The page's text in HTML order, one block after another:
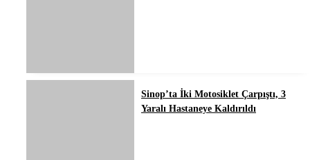
Sinop’ta İki Motosiklet Çarpıştı, 3
Yaralı Hastaneye Kaldırıldı